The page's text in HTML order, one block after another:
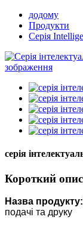
додому
Продукти
Серія
серія
Короткий
Назва продукту:
подачі та друку